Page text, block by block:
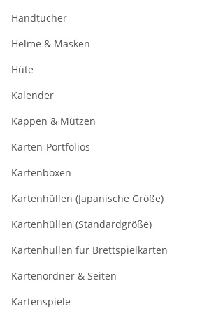
Handtücher
Helme & Masken
Hüte
Kalender
Kappen & Mützen
Karten-Portfolios
Kartenboxen
Kartenhüllen (Japanische Größe)
Kartenhüllen (Standardgröße)
Kartenhüllen für Brettspielkarten
Kartenordner & Seiten
Kartenspiele